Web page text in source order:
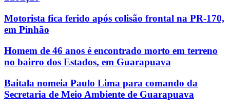
Motorista fica ferido após colisão frontal na PR-170,
em Pinhão
Homem de 46 anos é encontrado morto em terreno
no bairro dos Estados, em Guarapuava
Baitala nomeia Paulo Lima para comando da
Secretaria de Meio Ambiente de Guarapuava